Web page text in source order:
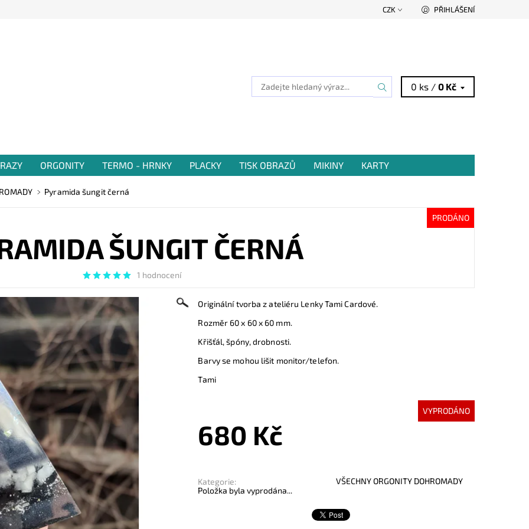
CZK PŘIHLÁŠENÍ
0 ks /0 Kč
ORGONITY TERMO - HRNKY PLACKY TISK OBRAZŮ MIKINY KARTY
Pyramida šungit černá
PRODÁNO
ŠUNGIT ČERNÁ
1 hodnocení
Originální tvorba z ateliéru Lenky Tami Cardové.
Rozměr 60 x 60 x 60 mm.
Křišťál, špóny, drobnosti.
Barvy se mohou lišit monitor/telefon.
Tami
VYPRODÁNO
680 Kč
Kategorie:
VŠECHNY ORGONITY DOHROMADY
Položka byla vyprodána...